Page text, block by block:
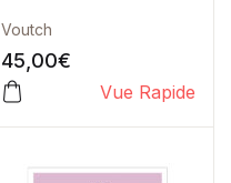
Voutch
45,00€
Vue Rapide